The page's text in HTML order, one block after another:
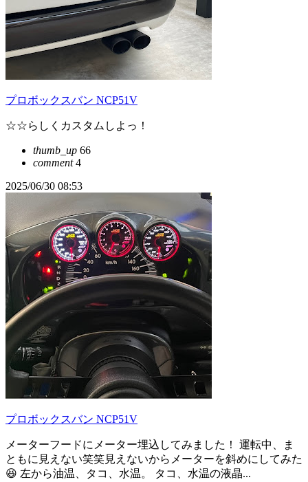
プロボックスバン NCP51V
☆☆らしくカスタムしよっ！
thumb_up 66
comment4
2025/06/30 08:53
プロボックスバン NCP51V
メーターフードにメーター埋込してみました！ 運転中、ま
ともに見えない笑笑見えないからメーターを斜めにしてみた
😆 左から油温、タコ、水温。 タコ、水温の液晶...